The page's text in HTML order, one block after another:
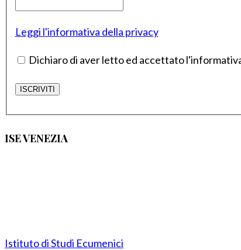
Leggi l'informativa della privacy
Dichiaro di aver letto ed accettato
ISE VENEZIA
Istituto di Studi Ecumenici